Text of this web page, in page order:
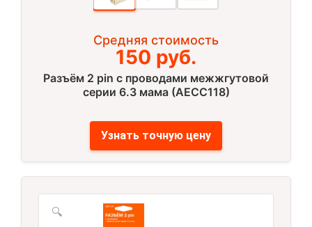
Средняя стоимость
150 руб.
Разъём 2 pin с проводами межжгутовой
серии 6.3 мама (AECC118)
Узнать точную цену
🔍